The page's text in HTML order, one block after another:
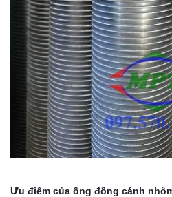
Ưu điểm của ống đồng cánh